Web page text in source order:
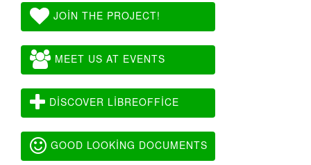
JOIN THE PROJECT!
MEET US AT EVENTS
DISCOVER LIBREOFFICE
GOOD LOOKING DOCUMENTS